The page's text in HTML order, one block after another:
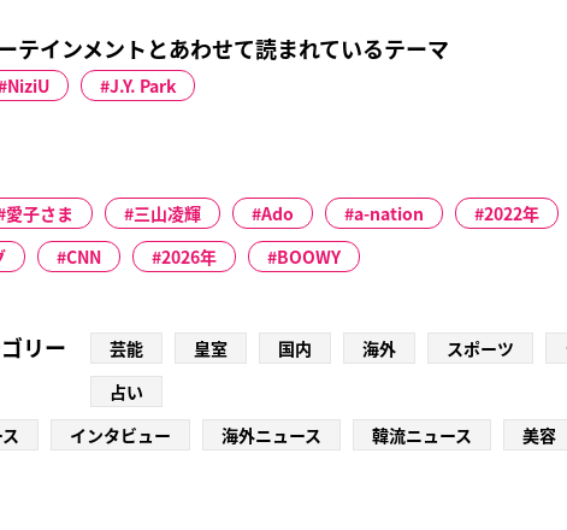
テインメントとあわせて読まれているテーマ
NiziU J.Y. Park
愛子さま 三山凌輝 Ado a-nation 2022年
CNN 2026年 BOOWY
リー 芸能 皇室 国内 海外 スポーツ
占い
インタビュー 海外ニュース 韓流ニュース 美容